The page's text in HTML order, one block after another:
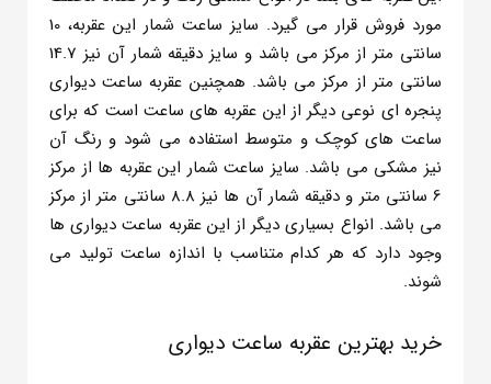
مورد فروش قرار می گیرد. سایز ساعت شمار این عقربه، 10
سانتی متر از مرکز می باشد و سایز دقیقه شمار آن نیز 14.7
سانتی متر از مرکز می باشد. همچنین عقربه ساعت دیواری
پنجره ای نوعی دیگر از این عقربه های ساعت است که برای
ساعت های کوچک و متوسط استفاده می شود و رنگ آن
نیز مشکی می باشد. سایز ساعت شمار این عقربه ها از مرکز
6 سانتی متر و دقیقه شمار آن ها نیز 8.8 سانتی متر از مرکز
می باشد. انواع بسیاری دیگر از این عقربه ساعت دیواری ها
وجود دارد که هر کدام متناسب با اندازه ساعت تولید می
شوند.
خرید بهترین عقربه ساعت دیواری